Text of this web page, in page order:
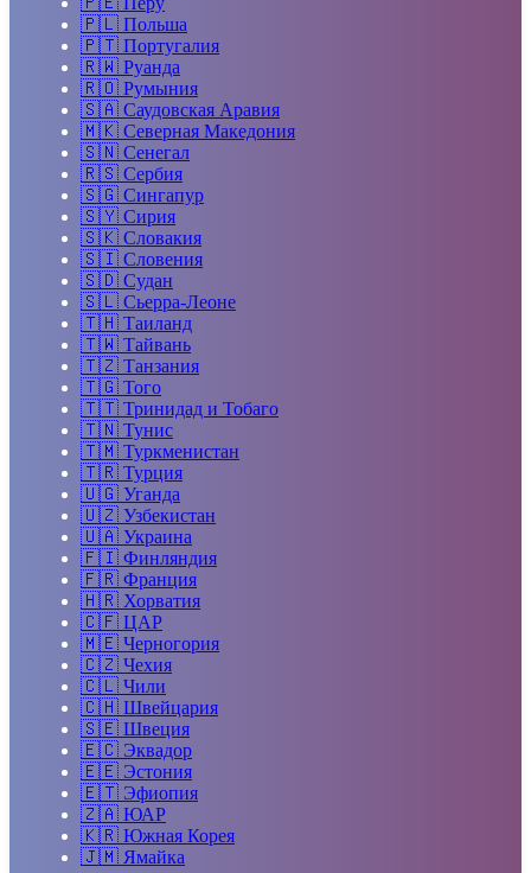
🇵🇱 Польша
🇵🇹 Португалия
🇷🇼 Руанда
🇷🇴 Румыния
🇸🇦 Саудовская Аравия
🇲🇰 Северная Македония
🇸🇳 Сенегал
🇷🇸 Сербия
🇸🇬 Сингапур
🇸🇾 Сирия
🇸🇰 Словакия
🇸🇮 Словения
🇸🇩 Судан
🇸🇱 Сьерра-Леоне
🇹🇭 Таиланд
🇹🇼 Тайвань
🇹🇿 Танзания
🇹🇬 Того
🇹🇹 Тринидад и Тобаго
🇹🇳 Тунис
🇹🇲 Туркменистан
🇹🇷 Турция
🇺🇬 Уганда
🇺🇿 Узбекистан
🇺🇦 Украина
🇫🇮 Финляндия
🇫🇷 Франция
🇭🇷 Хорватия
🇨🇫 ЦАР
🇲🇪 Черногория
🇨🇿 Чехия
🇨🇱 Чили
🇨🇭 Швейцария
🇸🇪 Швеция
🇪🇨 Эквадор
🇪🇪 Эстония
🇪🇹 Эфиопия
🇿🇦 ЮАР
🇰🇷 Южная Корея
🇯🇲 Ямайка